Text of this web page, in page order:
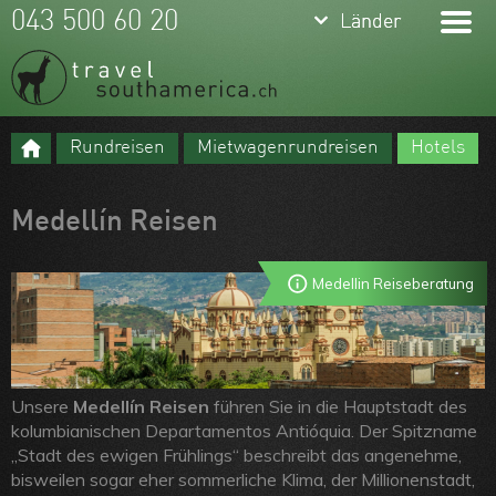
Meine Favoriten
Team
Feedbacks
Kontakt
ARVB
keyboard_arrow_down Länder
Chile
Kolumbien
Bolivien
Uruguay
Paraguay
Guyanas
keyboard_arrow_down Länder
043 500 60 20
Rundreisen Mietwagenrundreisen Hotels
Medellín Reisen
Medellin Reiseberatung
Unsere Medellín Reisen führen Sie in die Hauptstadt des
kolumbianischen Departamentos Antióquia. Der Spitzname
„Stadt des ewigen Frühlings“ beschreibt das angenehme,
bisweilen sogar eher sommerliche Klima, der Millionenstadt,